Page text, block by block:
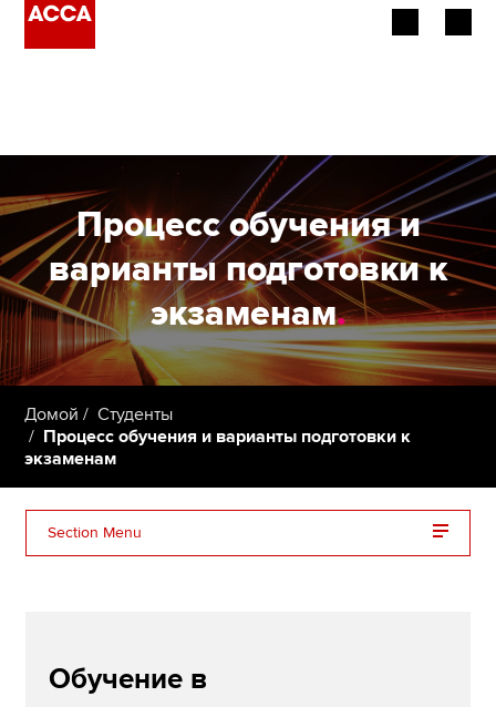
Работодатели
Провайдеры обучения
Члены ACCA
Студенты
myACCA
Global
О нас
Процесс обучения и
варианты подготовки к
экзаменам.
Домой
Студенты
Процесс обучения и варианты подготовки к
экзаменам
Section Menu
Партнеры университета
Обучение в